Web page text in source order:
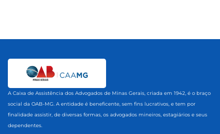
A Caixa de Assistência dos Advogados de Minas Gerais, criada em 1942, é o braço
social da OAB-MG. A entidade é beneficente, sem fins lucrativos, e tem por
finalidade assistir, de diversas formas, os advogados mineiros, estagiários e seus
dependentes.